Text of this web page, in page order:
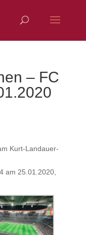
– FC
Kurt-Landauer-
am 25.01.2020,